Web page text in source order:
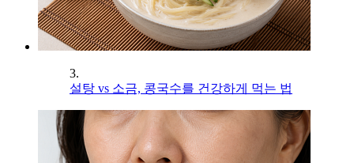
3.
설탕 vs 소금, 콩국수를 건강하게 먹는 법